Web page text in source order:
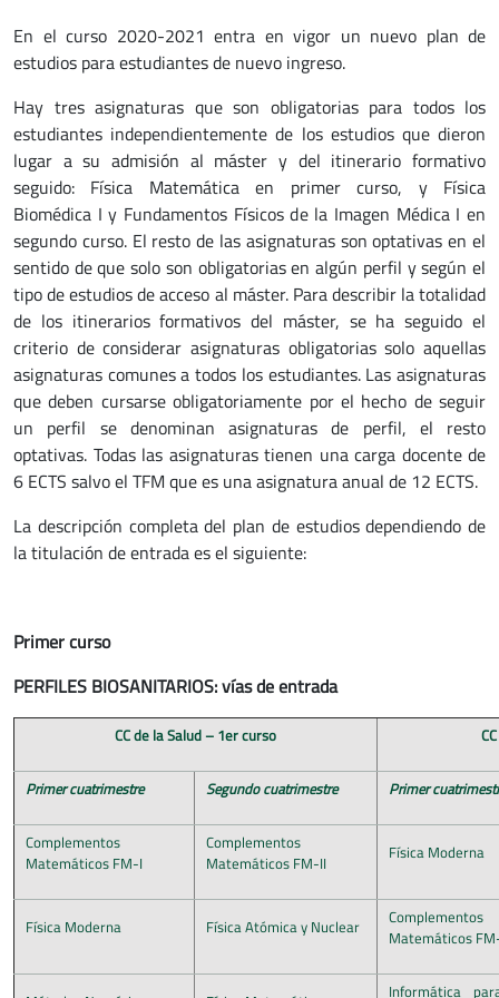
En el curso 2020-2021 entra en vigor un nuevo plan de
estudios para estudiantes de nuevo ingreso.
Hay tres asignaturas que son obligatorias para todos los
estudiantes independientemente de los estudios que dieron
lugar a su admisión al máster y del itinerario formativo
seguido: Física Matemática en primer curso, y Física
Biomédica I y Fundamentos Físicos de la Imagen Médica I en
segundo curso. El resto de las asignaturas son optativas en el
sentido de que solo son obligatorias en algún perfil y según el
tipo de estudios de acceso al máster. Para describir la totalidad
de los itinerarios formativos del máster, se ha seguido el
criterio de considerar asignaturas obligatorias solo aquellas
asignaturas comunes a todos los estudiantes. Las asignaturas
que deben cursarse obligatoriamente por el hecho de seguir
un perfil se denominan asignaturas de perfil, el resto
optativas. Todas las asignaturas tienen una carga docente de
6 ECTS salvo el TFM que es una asignatura anual de 12 ECTS.
La descripción completa del plan de estudios dependiendo de
la titulación de entrada es el siguiente:
Primer curso
PERFILES BIOSANITARIOS: vías de entrada
CC de la Salud – 1er curso
Primer cuatrimestre Segundo cuatrimestre Primer
Complementos
Matemáticos FM-I
Complementos
Matemáticos FM-II
Física Moderna
Física Moderna Física Atómica y Nuclear
Complementos
Matemáticos
Informática